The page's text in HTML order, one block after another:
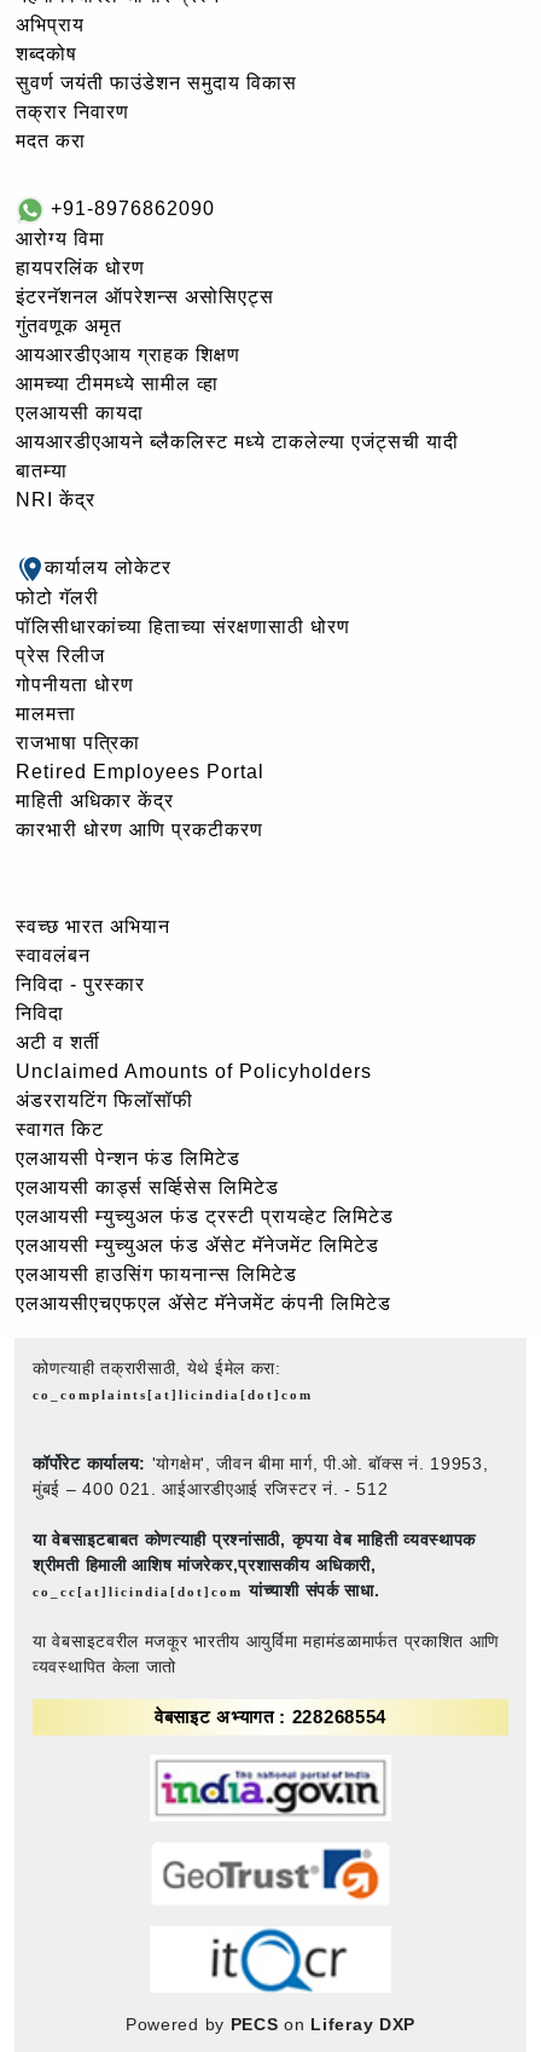
अभिप्राय
शब्दकोष
सुवर्ण जयंती फाउंडेशन समुदाय विकास
तक्रार निवारण
मदत करा
+91-8976862090
आरोग्य विमा
हायपरलिंक धोरण
इंटरनॅशनल ऑपरेशन्स असोसिएट्स
गुंतवणूक अमृत
आयआरडीएआय ग्राहक शिक्षण
आमच्या टीममध्ये सामील व्हा
एलआयसी कायदा
आयआरडीएआयने ब्लैकलिस्ट मध्ये टाकलेल्या एजंट्सची यादी
बातम्या
NRI केंद्र
कार्यालय लोकेटर
फोटो गॅलरी
पॉलिसीधारकांच्या हिताच्या संरक्षणासाठी धोरण
प्रेस रिलीज
गोपनीयता धोरण
मालमत्ता
राजभाषा पत्रिका
Retired Employees Portal
माहिती अधिकार केंद्र
कारभारी धोरण आणि प्रकटीकरण
स्वच्छ भारत अभियान
स्वावलंबन
निविदा - पुरस्कार
निविदा
अटी व शर्ती
Unclaimed Amounts of Policyholders
अंडररायटिंग फिलॉसॉफी
स्वागत किट
एलआयसी पेन्शन फंड लिमिटेड
एलआयसी कार्ड्स सर्व्हिसेस लिमिटेड
एलआयसी म्युच्युअल फंड ट्रस्टी प्रायव्हेट लिमिटेड
एलआयसी म्युच्युअल फंड ॲसेट मॅनेजमेंट लिमिटेड
एलआयसी हाउसिंग फायनान्स लिमिटेड
एलआयसीएचएफएल ॲसेट मॅनेजमेंट कंपनी लिमिटेड
कोणत्याही तक्रारीसाठी, येथे ईमेल करा:
co_complaints[at]licindia[dot]com
कॉर्पोरेट कार्यालय: 'योगक्षेम', जीवन बीमा मार्ग, पी.ओ. बॉक्स नं. 19953,
मुंबई – 400 021. आईआरडीएआई रजिस्टर नं. - 512
या वेबसाइटबाबत कोणत्याही प्रश्नांसाठी, कृपया वेब माहिती व्यवस्थापक
श्रीमती हिमाली आशिष मांजरेकर,प्रशासकीय अधिकारी,
co_cc[at]licindia[dot]comयांच्याशी संपर्क साधा.
या वेबसाइटवरील मजकूर भारतीय आयुर्विमा महामंडळामार्फत प्रकाशित आणि
व्यवस्थापित केला जातो
वेबसाइट अभ्यागत : 228268554
Powered by PECS on Liferay DXP